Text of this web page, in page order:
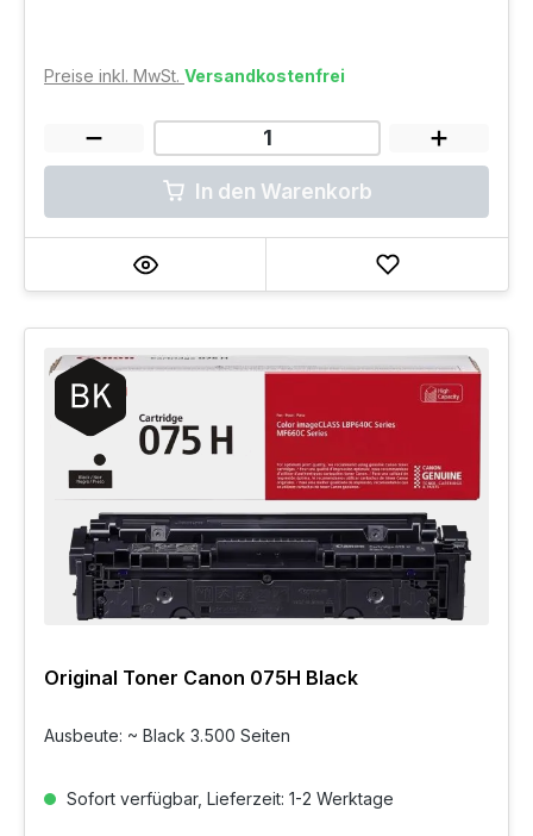
Preise inkl. MwSt. Versandkostenfrei
In den Warenkorb
Original Toner Canon 075H Black
Ausbeute: ~ Black 3.500 Seiten
Sofort verfügbar, Lieferzeit: 1-2 Werktage